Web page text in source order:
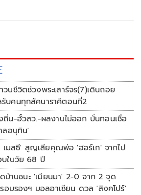
นชีวิตช่วงพระเสาร์จร(7)เดินถอย
บคนทุกลัคนาราศีตอนที่2
น-ฮั้วสว.-ผลงานไม่ออก บั่นทอนเชื่อ
ลอนุทิน'
เมสซี' สูญเสียคุณพ่อ 'ฮอร์เก' จากไป
ในวัย 68 ปี
บ้านชนะ 'เมียนมา' 2-0 จาก 2 จุด
รอบรองฯ บอลอาเซียน ดวล 'สิงคโปร์'